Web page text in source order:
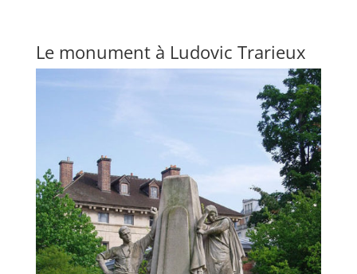
Le monument à Ludovic Trarieux